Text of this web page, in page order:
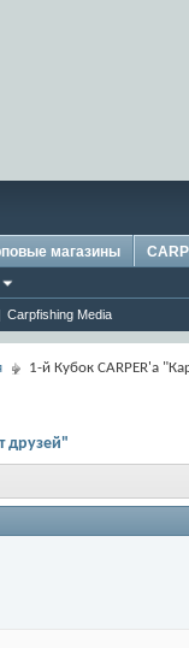
Carpfishing Media
магазины
1-й Кубок CARPER'а
друзей"